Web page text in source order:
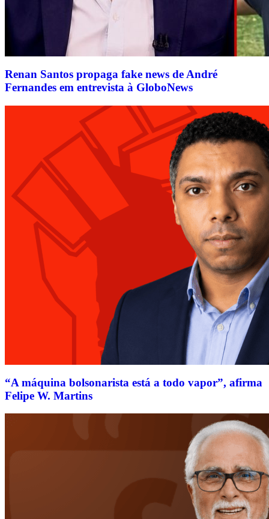
Renan Santos propaga fake news de André
Fernandes em entrevista à GloboNews
“A máquina bolsonarista está a todo vapor”, afirma
Felipe W. Martins